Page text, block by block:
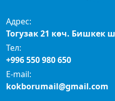
Адрес:
Тогузак 21 көч. Бишкек
Тел:
+996 550 980 650
E-mail:
kokborumail@gmail.com